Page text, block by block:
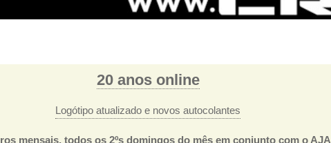
20 anos online
Logótipo atualizado e novos autocolantes
mensais, todos os 2ºs domingos do mês em conjunto com o AJA